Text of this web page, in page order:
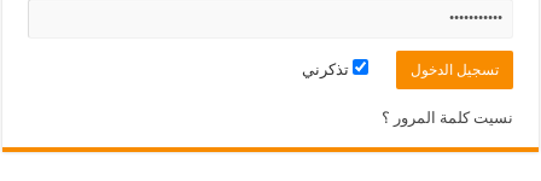
تذكرني
نسيت كلمة المرور ؟